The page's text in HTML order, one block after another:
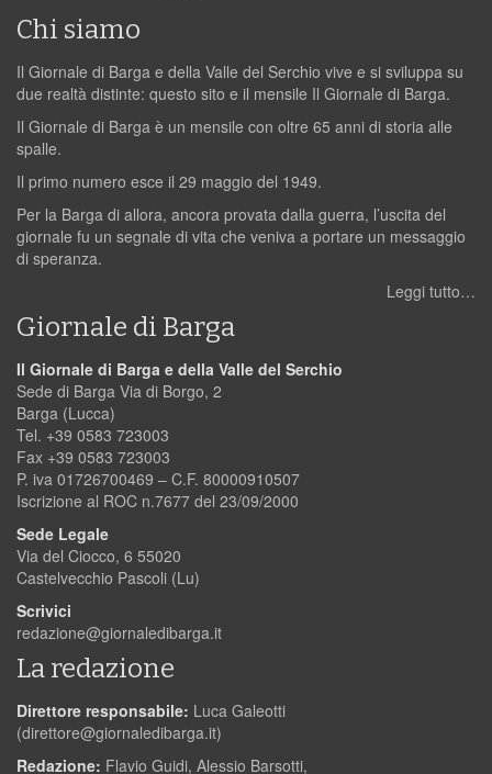
Chi siamo
Il Giornale di Barga e della Valle del Serchio vive e si sviluppa su
due realtà distinte: questo sito e il mensile Il Giornale di Barga.
Il Giornale di Barga è un mensile con oltre 65 anni di storia alle
spalle.
Il primo numero esce il 29 maggio del 1949.
Per la Barga di allora, ancora provata dalla guerra, l’uscita del
giornale fu un segnale di vita che veniva a portare un messaggio
di speranza.
Leggi tutto…
Giornale di Barga
Il Giornale di Barga e della Valle del Serchio
Sede di Barga Via di Borgo, 2
Barga (Lucca)
Tel. +39 0583 723003
Fax +39 0583 723003
P. iva 01726700469 – C.F. 80000910507
Iscrizione al ROC n.7677 del 23/09/2000
Sede Legale
Via del Ciocco, 6 55020
Castelvecchio Pascoli (Lu)
Scrivici
redazione@giornaledibarga.it
La redazione
Direttore responsabile: Luca Galeotti
(direttore@giornaledibarga.it)
Redazione: Flavio Guidi, Alessio Barsotti,